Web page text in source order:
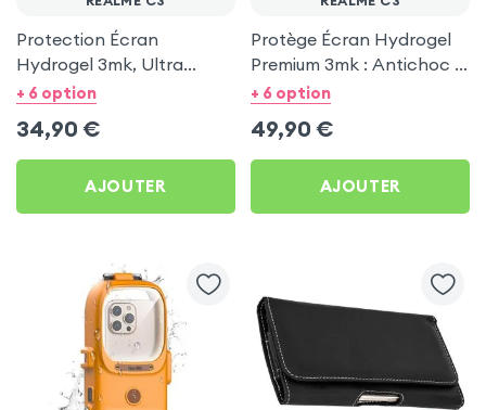
Protection Écran
Hydrogel 3mk, Ultra
Résistant pour Realme C3
+ 6 option
34,90 €
AJOUTER
Protège Écran Hydrogel
Premium 3mk : Antichoc +
Anti Bactérien + Auto
C3
+ 6 option
49,90 €
AJOUTER